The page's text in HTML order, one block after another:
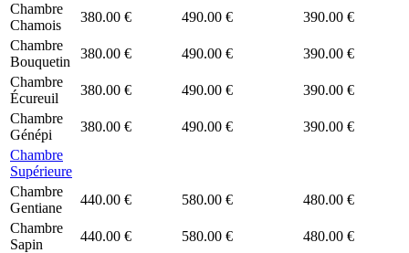
Chambre
Chamois
380.00 € 490.00 €
390.00 €
Chambre
Bouquetin
380.00 € 490.00 €
390.00 €
Chambre
Écureuil
380.00 € 490.00 €
390.00 €
Chambre
Génépi
380.00 € 490.00 €
390.00 €
Chambre
Supérieure
Chambre
Gentiane
440.00 € 580.00 €
480.00 €
Chambre
Sapin
440.00 € 580.00 €
480.00 €